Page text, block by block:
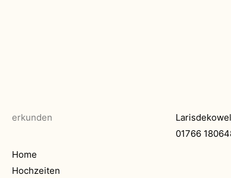
erkunden
Home
Hochzeiten
01766